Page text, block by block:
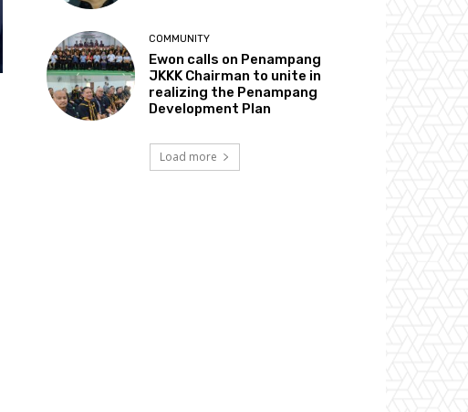
COMMUNITY
Ewon calls on Penampang
JKKK Chairman to unite in
realizing the Penampang
Development Plan
Load more